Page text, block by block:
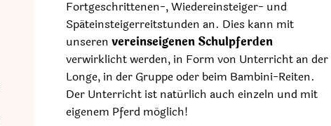
Fortgeschrittenen-, Wiedereinsteiger- und
Späteinsteigerreitstunden an. Dies kann mit
unseren vereinseigenen Schulpferden
verwirklicht werden, in Form von Unterricht an der
Longe, in der Gruppe oder beim Bambini-Reiten.
Der Unterricht ist natürlich auch einzeln und mit
eigenem Pferd möglich!